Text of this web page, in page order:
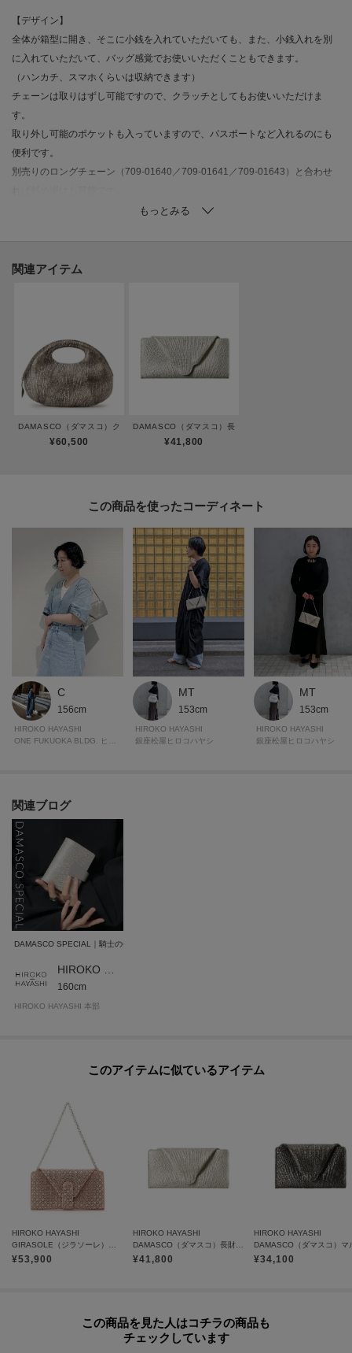
【デザイン】
全体が箱型に開き、そこに小銭を入れていただいても、また、小銭入れを別
に入れていただいて、バッグ感覚でお使いいただくこともできます。
（ハンカチ、スマホくらいは収納できます）
チェーンは取りはずし可能ですので、クラッチとしてもお使いいただけま
す。
取り外し可能のポケットも入っていますので、パスポートなど入れるのにも
便利です。
別売りのロングチェーン（709-01640／709-01641／709-01643）と合わせ
整：2段階
【素材】
箔を貼った牛革に織物風の型押しを施し、最後にアンティーク風に仕上げて
います。
※手作業での色付けをしているため、色の出方や濃淡が写真と異なる場合が
※照明の関係により、実際よりも色味が違って見える場合があります。ま
た、パソコン・スマートフォンなどの環境により、若干製品と画像のカラー
が異なる場合もございます。
関連アイテム
DAMASCO（ダマスコ）クロワッサンバッグM
¥60,500
DAMASCO（ダマスコ）長財布
¥41,800
この商品を使った
C
156cm
HIROKO HAYASHI
MT
153cm
HIROKO HAYASHI
銀座松屋ヒロコハヤシ
MT
153cm
HIROKO HAYASHI
銀座松屋ヒロコハヤシ
関連ブログ
DAMASCO SPECIAL｜騎士の剣から生まれた、エレガントな限定コレクション
160cm
HIROKO HAYASHI 本部
このアイテムに似ているアイテム
HIROKO HAYASHI
¥53,900
HIROKO HAYASHI
¥41,800
HIROKO HAYASHI
¥34,100
この商品を見た人はコチラの商品も
チェックしています